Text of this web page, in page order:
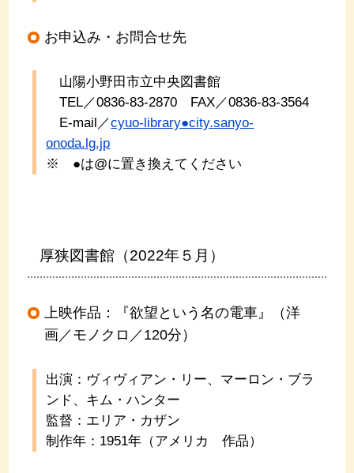
お申込み・お問合せ先
山陽小野田市立中央図書館
TEL／0836-83-2870 FAX／0836-83-3564
E-mail／cyuo-library●city.sanyo-
onoda.lg.jp
※ ●は@に置き換えてください
厚狭図書館（2022年５月）
上映作品：『欲望という名の電車』（洋
画／モノクロ／ 120分）
出演：ヴィヴィアン・リー、マーロン・ブラ
ンド、キム・ハンター
監督：エリア・カザン
制作年：1951年（アメリカ 作品）